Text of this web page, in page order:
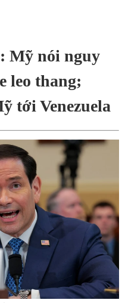
Mỹ nói nguy
leo thang;
tới Venezuela